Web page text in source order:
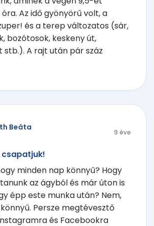
Az idő gyönyörű volt, a
és a terep változatos (sár,
bozótosok, keskeny út,
stb.). A rajt után pár száz
Beáta
9 éve
minden nap könnyű? Hogy
az ágyból és már úton is
épp este munka után? Nem,
Persze megtévesztő
és Facebookra